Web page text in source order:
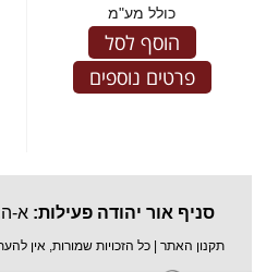
כולל מע"מ
הוסף לסל
פרטים נוספים
סניף אור יהודה פעילות: א-ה: 9:00-16:00 ו: 9:00-
תקנון האתר | כל הזכויות שמורות, אין